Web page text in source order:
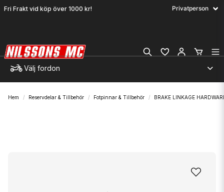
Fri Frakt vid köp över 1000 kr!
Välj fordon
Hem Reservdelar & Tillbehör Fotpinnar & Tillbehör BRAKE LINKAGE